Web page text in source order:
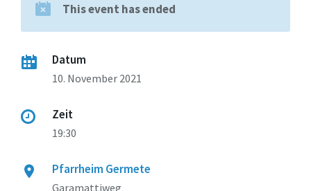
This event has ended
Datum
10. November 2021
Zeit
19:30
Pfarrheim Germete
Garamattiweg